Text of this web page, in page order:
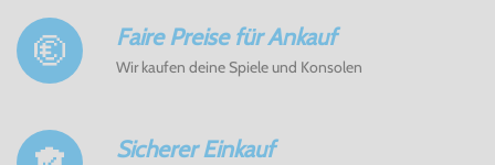
Faire Preise für Ankauf
Wir kaufen deine Spiele und Konsolen
Sicherer Einkauf